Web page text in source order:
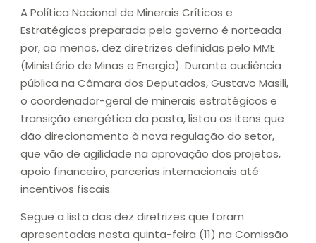
A Política Nacional de Minerais Críticos e
Estratégicos preparada pelo governo é norteada
por, ao menos, dez diretrizes definidas pelo MME
(Ministério de Minas e Energia). Durante audiência
pública na Câmara dos Deputados, Gustavo Masili,
o coordenador-geral de minerais estratégicos e
transição energética da pasta, listou os itens que
dão direcionamento à nova regulação do setor,
que vão de agilidade na aprovação dos projetos,
apoio financeiro, parcerias internacionais até
incentivos fiscais.
Segue a lista das dez diretrizes que foram
apresentadas nesta quinta-feira (11) na Comissão